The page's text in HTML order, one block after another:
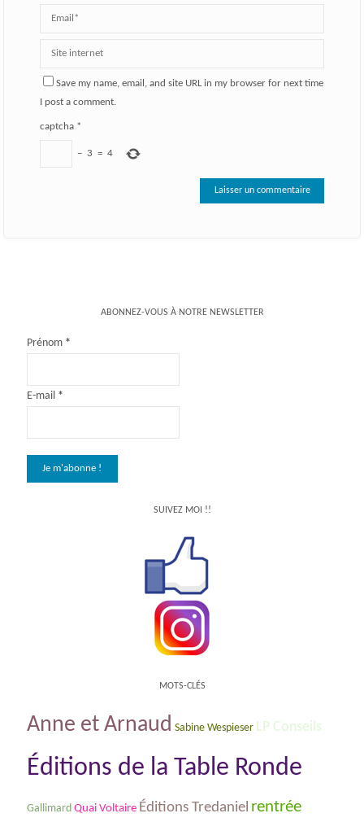
Save my name, email, and site URL in my browser for next time
I post a comment.
captcha*
− 3 = 4
ABONNEZ-VOUS À NOTRE NEWSLETTER
Prénom *
E-mail *
SUIVEZ MOI !!
MOTS-CLÉS
Anne et Arnaud Sabine Wespieser LP Conseils
Éditions de la Table Ronde
Gallimard Quai Voltaire Éditions Tredaniel rentrée